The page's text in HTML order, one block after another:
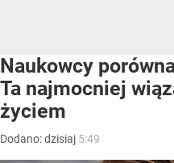
Naukowcy
Ta najmocniej
życiem
Dodano:dzisiaj 5:49